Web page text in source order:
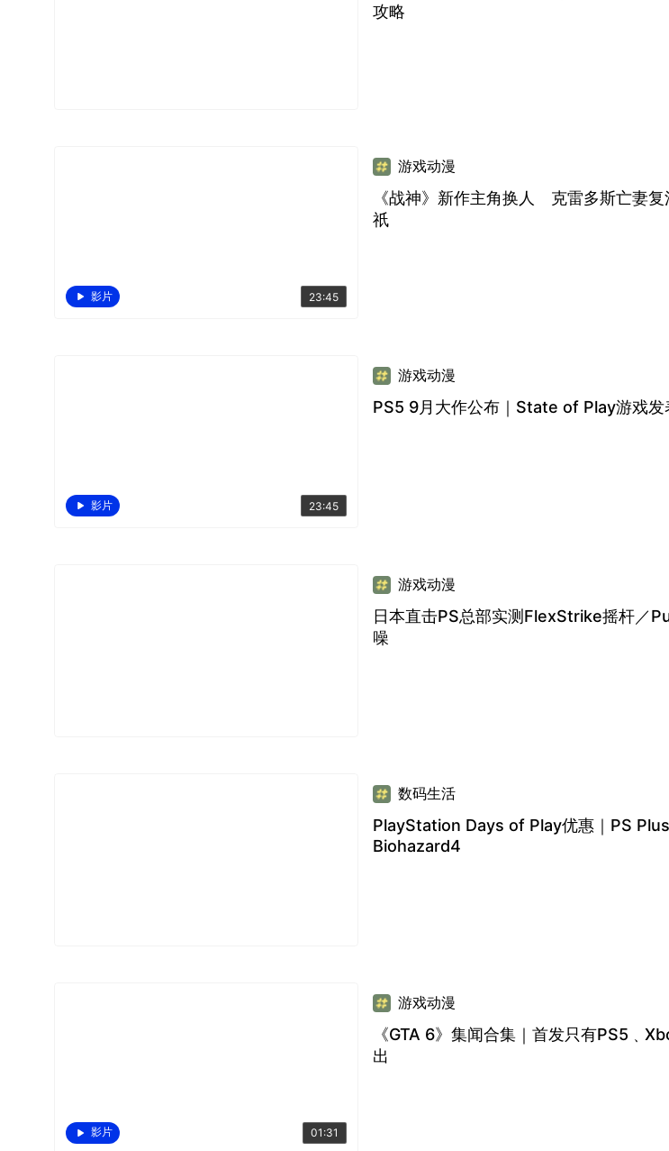
攻略
影片 23:45
游戏动漫
《战神》新作主角换人 克雷多斯亡妻
祇
影片 23:45
游戏动漫
PS5 9月大作公布｜State of Play游戏发
游戏动漫
日本直击PS总部实测FlexStrike摇杆／
噪
数码生活
PlayStation Days of Play优惠｜PS
Biohazard4
影片 01:31
游戏动漫
《GTA 6》集闻合集｜首发只有
出